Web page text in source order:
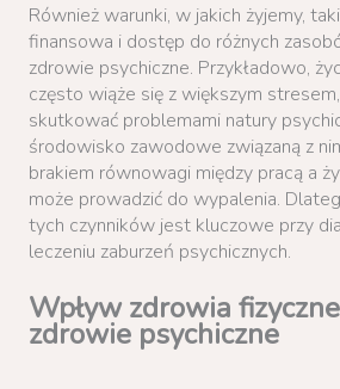
Również warunki, w jakich żyjemy,
finansowa i dostęp do różnych
zdrowie psychiczne. Przykładowo,
często wiąże się z większym
skutkować problemami natury
środowisko zawodowe związaną z
brakiem równowagi między pracą a
może prowadzić do wypalenia.
tych czynników jest kluczowe przy
leczeniu zaburzeń psychicznych.
Wpływ zdrowia
zdrowie psychiczne